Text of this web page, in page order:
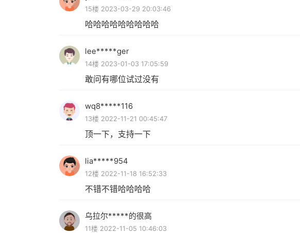
15楼 2023-03-29 20:03:46
哈哈哈哈哈哈哈哈哈
lee*****ger
14楼 2023-01-03 17:05:59
敢问有哪位试过没有
wq8*****116
13楼 2022-11-21 00:45:47
顶一下，支持一下
lia*****954
12楼 2022-11-18 16:52:33
不错不错哈哈哈哈
乌拉尔*****的很高
11楼 2022-11-05 10:46:03